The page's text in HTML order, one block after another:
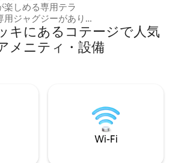
楽しめる専用テラ
ジャグジーがあり
は小さなご家族向け
、最大5名様までご宿
users/93249897/listings
ます。 各家には
ン、食器洗い機
っています。 そ
あります。
キにあるコテージで人気
メニティ・設備
Wi-Fi